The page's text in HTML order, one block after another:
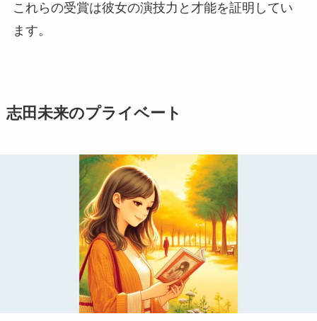
これらの受賞は彼女の演技力と才能を証明してい
ます。
志田未来のプライベート